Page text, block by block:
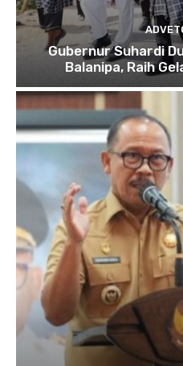
Gubernur Suhardi
Balanipa, Raih